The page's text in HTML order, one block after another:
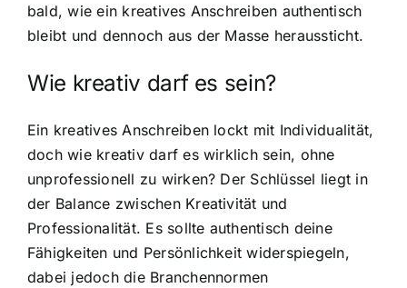
bald, wie ein kreatives Anschreiben authentisch
bleibt und dennoch aus der Masse heraussticht.
Wie kreativ darf es sein?
Ein kreatives Anschreiben lockt mit Individualität,
doch wie kreativ darf es wirklich sein, ohne
unprofessionell zu wirken? Der Schlüssel liegt in
der Balance zwischen Kreativität und
Professionalität. Es sollte authentisch deine
Fähigkeiten und Persönlichkeit widerspiegeln,
dabei jedoch die Branchennormen